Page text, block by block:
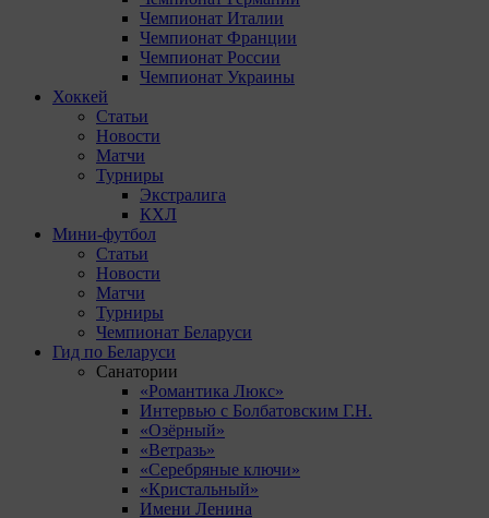
Чемпионат Италии
Чемпионат Франции
Чемпионат России
Чемпионат Украины
Хоккей
Статьи
Новости
Матчи
Турниры
Экстралига
КХЛ
Мини-футбол
Статьи
Новости
Матчи
Турниры
Чемпионат Беларуси
Гид по Беларуси
Санатории
«Романтика Люкс»
Интервью с Болбатовским Г.Н.
«Озёрный»
«Ветразь»
«Серебряные ключи»
«Кристальный»
Имени Ленина